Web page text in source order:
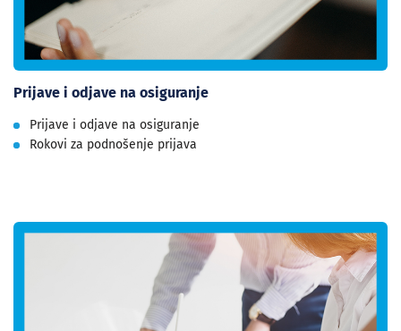
Prijave i odjave na osiguranje
Prijave i odjave na osiguranje
Rokovi za podnošenje prijava